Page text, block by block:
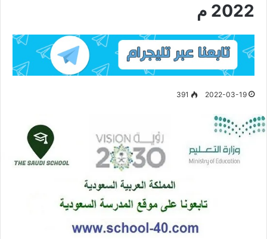
2022 م
2022-03-19
391